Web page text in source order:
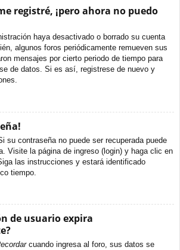
registré, ¡pero ahora no puedo
haya desactivado o borrado su cuenta
algunos foros periódicamente remueven sus
mensajes por cierto periodo de tiempo para
de datos. Si es así, registrese de nuevo y
su contraseña no puede ser recuperada puede
Visite la página de ingreso (login) y haga clic en
las instrucciones y estará identificado
tiempo.
de usuario expira
cuando ingresa al foro, sus datos se